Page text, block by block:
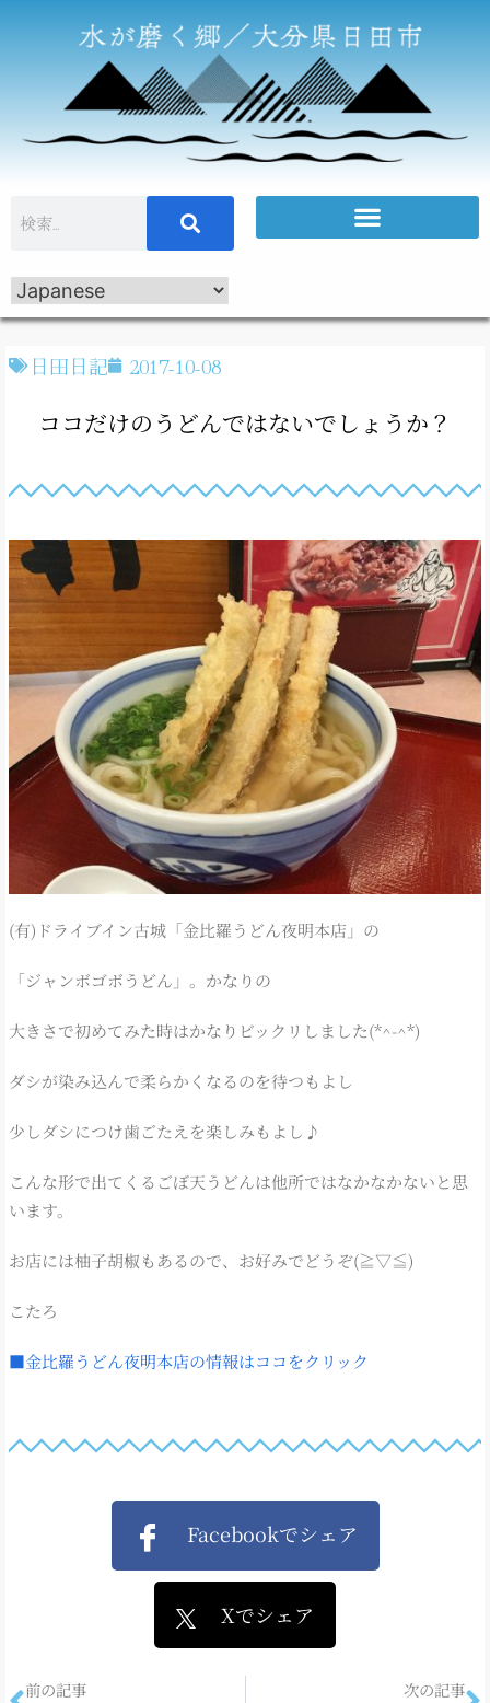
日田日記 2017-10-08
ココだけのうどんではないでしょうか？
(有)ドライブイン古城「金比羅うどん夜明本店」の
「ジャンボゴボうどん」。かなりの
大きさで初めてみた時はかなりビックリしました(*^-^*)
ダシが染み込んで柔らかくなるのを待つもよし
少しダシにつけ歯ごたえを楽しみもよし♪
こんな形で出てくるごぼ天うどんは他所ではなかなかないと思
います。
お店には柚子胡椒もあるので、お好みでどうぞ(≧▽≦)
こたろ
■金比羅うどん夜明本店の情報はココをクリック
Facebookでシェア
Xでシェア
前の記事 次の記事